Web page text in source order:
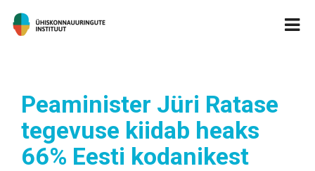
Peaminister Jüri Ratase
tegevuse kiidab heaks
66% Eesti kodanikest